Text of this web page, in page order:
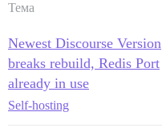
Тема
Newest Discourse Version
breaks rebuild, Redis Port
already in use
Self-hosting